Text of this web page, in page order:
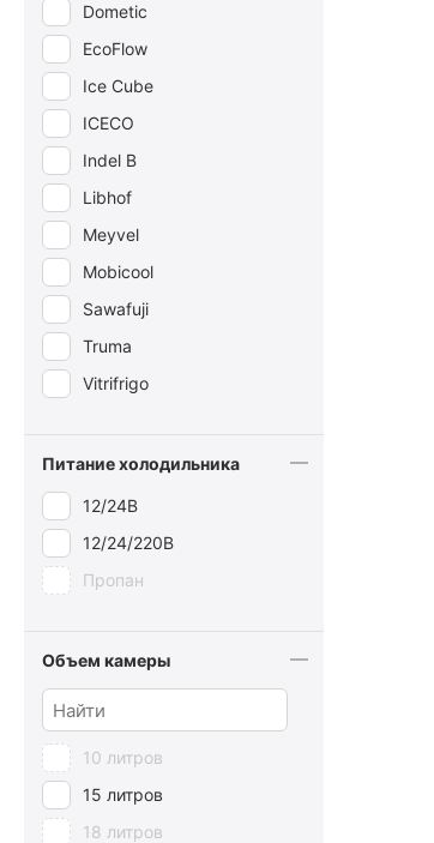
Dometic
EcoFlow
Ice Cube
ICECO
Indel B
Libhof
Meyvel
Mobicool
Sawafuji
Truma
Vitrifrigo
Питание холодильника
12/24В
12/24/220В
Пропан
Объем камеры
10 литров
15 литров
18 литров